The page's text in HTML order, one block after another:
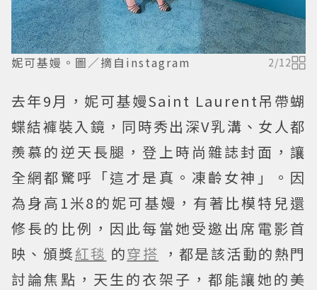
妮可基嫚。圖／摘自instagram 2/12
去年9月，妮可基嫚Saint Laurent吊帶蝴
蝶結褲裝入鏡，同時秀出深V乳溝、女人都
羨慕的逆天長腿，登上時尚雜誌封面，讓
全網都驚呼「這才是真。凍齡女神」。因
為身高1米8的妮可基嫚，有著比模特兒還
修長的比例，因此每當她受邀出席電影首
映、頒獎紅毯 的穿搭 ，都是該活動的熱門
討論焦點，天生的衣架子，都能讓她的美